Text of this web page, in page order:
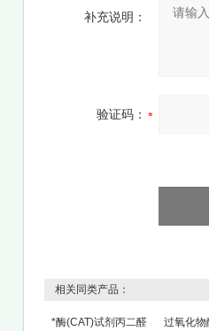
补充说明：
验证码：
相关同类产品：
*酶(CAT)试剂 丙二醛
过氧化物